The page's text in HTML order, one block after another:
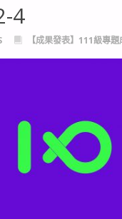
4
【成果發表】111級專